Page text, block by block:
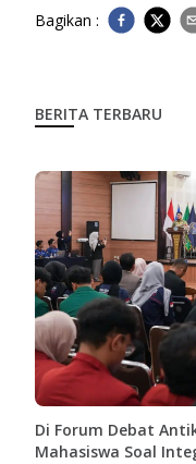
Bagikan :
BERITA TERBARU
Di Forum Debat
Mahasiswa Soal